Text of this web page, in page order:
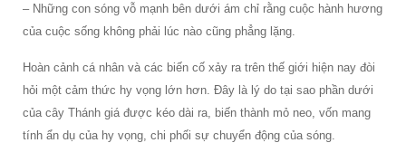
– Những con sóng vỗ mạnh bên dưới ám chỉ rằng cuộc hành hương
của cuộc sống không phải lúc nào cũng phẳng lặng.
Hoàn cảnh cá nhân và các biến cố xảy ra trên thế giới hiện nay đòi
hỏi một cảm thức hy vọng lớn hơn. Đây là lý do tại sao phần dưới
của cây Thánh giá được kéo dài ra, biến thành mỏ neo, vốn mang
tính ẩn dụ của hy vọng, chi phối sự chuyển động của sóng.